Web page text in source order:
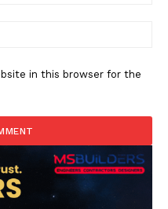
in this browser for the